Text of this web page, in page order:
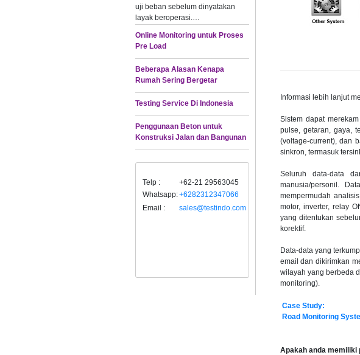
uji beban sebelum dinyatakan
layak beroperasi.…
Online Monitoring untuk Proses
Pre Load
Beberapa Alasan Kenapa
Rumah Sering Bergetar
Testing Service Di Indonesia
Penggunaan Beton untuk
Konstruksi Jalan dan Bangunan
Telp :
+62-21 29563045
Whatsapp:+6282312347066
Email :
sales@testindo.com
Informasi lebih lanjut
Sistem dapat
pulse, getaran, gaya,
(voltage-current), dan
sinkron, termasuk
Seluruh data-data
manusia/personil.
mempermudah
motor, inverter, relay
yang ditentukan
korektif.
Data-data yang
email dan dikirimkan
wilayah yang berbeda
monitoring).
Case Study:
Road Monitoring
Apakah anda